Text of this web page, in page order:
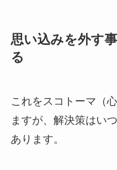
思い込みを外す
る
これをスコトーマ（
ますが、解決策はい
あります。